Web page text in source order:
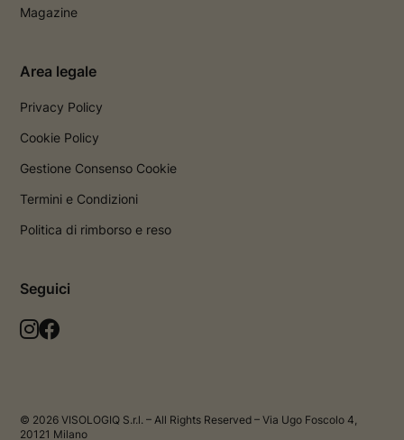
Magazine
Area legale
Privacy Policy
Cookie Policy
Gestione Consenso Cookie
Termini e Condizioni
Politica di rimborso e reso
Seguici
L
a
g g
© 2026 VISOLOGIQ S.r.l. – All Rights Reserved – Via Ugo Foscolo 4,
20121 Milano